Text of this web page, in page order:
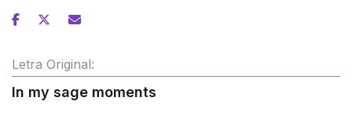
Letra Original:
In my sage moments